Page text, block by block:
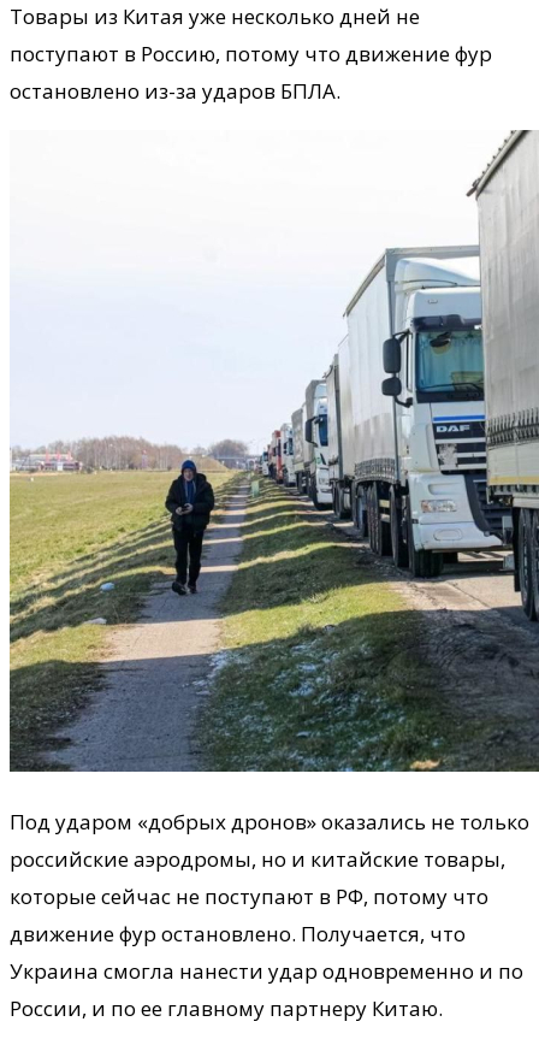
Товары из Китая уже несколько дней не
поступают в Россию, потому что движение фур
остановлено из-за ударов БПЛА.
Под ударом «добрых дронов» оказались не только
российские аэродромы, но и китайские товары,
которые сейчас не поступают в РФ, потому что
движение фур остановлено. Получается, что
Украина смогла нанести удар одновременно и по
России, и по ее главному партнеру Китаю.